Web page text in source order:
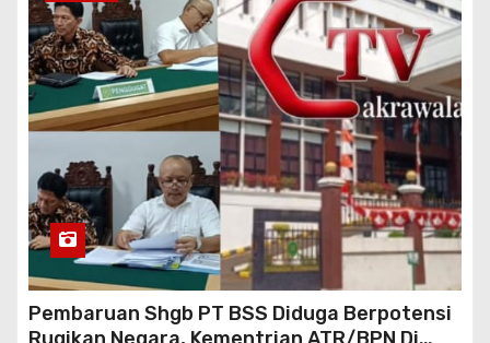
Pembaruan Shgb PT BSS Diduga Berpotensi
Rugikan Negara, Kementrian ATR/BPN Di